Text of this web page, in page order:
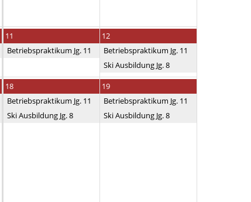
11
Betriebspraktikum Jg. 11
12
Betriebspraktikum Jg. 11
Ski Ausbildung Jg. 8
18
Betriebspraktikum Jg. 11
Ski Ausbildung Jg. 8
19
Betriebspraktikum Jg. 11
Ski Ausbildung Jg. 8